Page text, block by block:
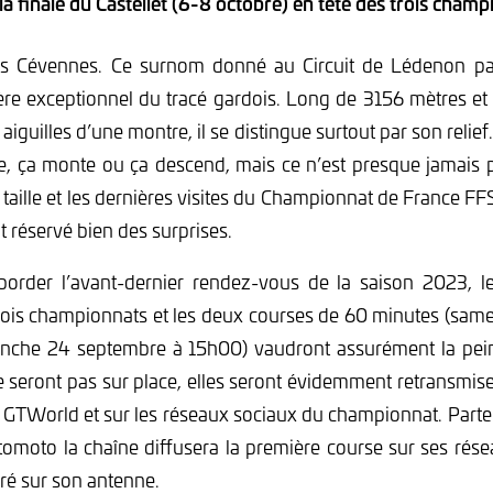
Cévennes. Ce surnom donné au Circuit de Lédenon
exceptionnel du tracé gardois. Long de 3156 mètres
d’une montre, il se distingue surtout par son
ça monte ou ça descend, mais ce n’est presque jamais
et les dernières visites du Championnat de France
réservé bien des surprises.
l’avant-dernier rendez-vous de la saison 2023,
championnats et les deux courses de 60 minutes
24 septembre à 15h00) vaudront assurément la
pas sur place, elles seront évidemment
et sur les réseaux sociaux du championnat.
la chaîne diffusera la première course sur ses
sur son antenne.